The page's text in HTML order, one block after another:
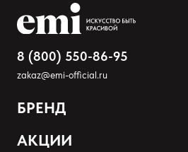
Оставить анонимно
8 (800) 550-86-95
zakaz@emi-official.ru
БРЕНД
Продукция
АКЦИИ